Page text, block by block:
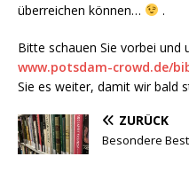
überreichen können…
.
Bitte schauen Sie vorbei
www.potsdam-crowd.de/
Sie es weiter, damit wir bald
ZURÜCK
Besondere